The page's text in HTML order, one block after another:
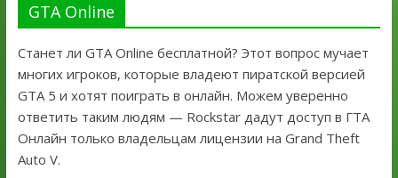
GTA Online
Станет ли GTA Online бесплатной? Этот вопрос мучает
многих игроков, которые владеют пиратской версией
GTA 5 и хотят поиграть в онлайн. Можем уверенно
ответить таким людям — Rockstar дадут доступ в ГТА
Онлайн только владельцам лицензии на Grand Theft
Auto V.